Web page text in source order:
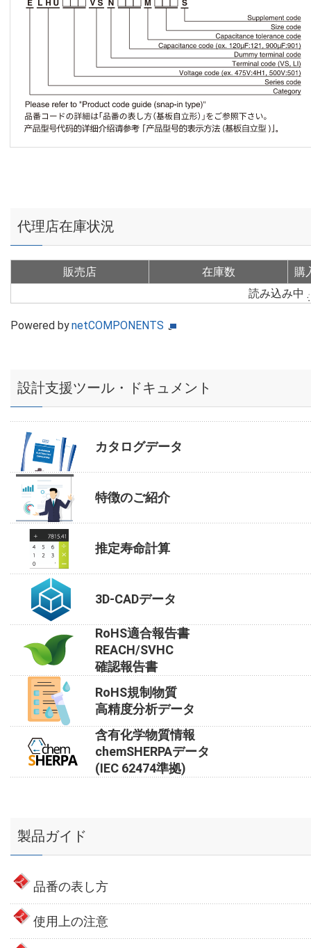
代理店在庫状況
販売店 在庫数
購
読み込み中
Powered bynetCOMPONENTS
設計支援ツール・ドキュメント
カタログデータ
特徴のご紹介
推定寿命計算
3D-CADデータ
RoHS適合報告書
REACH/SVHC
確認報告書
RoHS規制物質
高精度分析データ
含有化学物質情報
chemSHERPAデータ
(IEC 62474準拠)
製品ガイド
品番の表し方
使用上の注意